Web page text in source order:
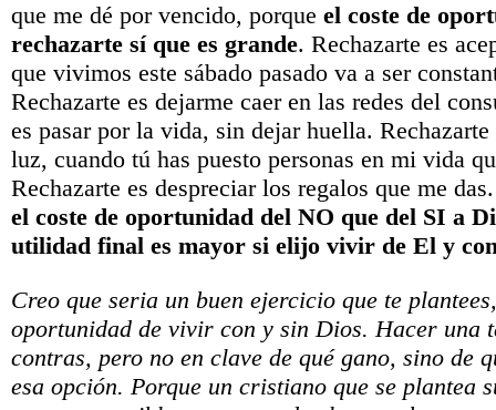
que me dé por vencido, porque el coste de
rechazarte sí que es grande. Rechazarte es
que vivimos este sábado pasado va a ser
Rechazarte es dejarme caer en las redes del
es pasar por la vida, sin dejar huella.
luz, cuando tú has puesto personas en mi vida
Rechazarte es despreciar los regalos que me
el coste de oportunidad del NO que del SI a
utilidad final es mayor si elijo vivir de El y
Creo que seria un buen ejercicio que te
oportunidad de vivir con y sin Dios. Hacer una
contras, pero no en clave de qué gano, sino de
esa opción. Porque un cristiano que se plantea